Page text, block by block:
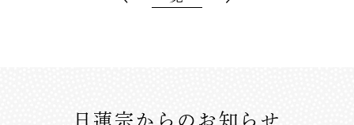
日蓮宗からのお知らせ